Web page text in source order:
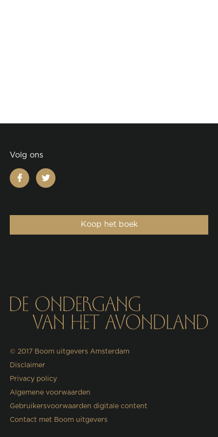
Volg ons
facebooktwitter
Koop het boek
© 2017 Boom uitgevers Amsterdam
Disclaimer
Privacy policy
Algemene voorwaarden
Gebruikersvoorwaarden digitale content
Contact met Boom uitgevers